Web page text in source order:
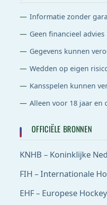
Informatie zonder
Geen financieel advies
Gegevens kunnen
Wedden op eigen
Kansspelen kunnen
Alleen voor 18 jaar en
OFFICIËLE BRONNEN
KNHB – Koninklijke
FIH – Internationale
EHF – Europese